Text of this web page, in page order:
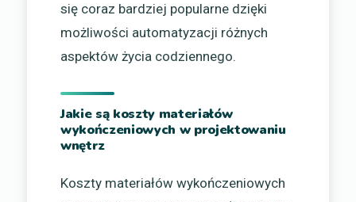
się coraz bardziej popularne dzięki
możliwości automatyzacji różnych
aspektów życia codziennego.
Jakie są koszty materiałów
wykończeniowych w projektowaniu
wnętrz
Koszty materiałów wykończeniowych